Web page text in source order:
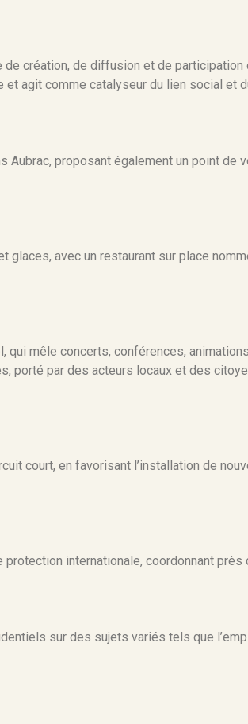
de création, de diffusion et de
agit comme catalyseur du lien social et
proposant également un point de
avec un restaurant sur place
mêle concerts, conférences,
porté par des acteurs locaux et des
court, en favorisant l’installation de
internationale, coordonnant près
sur des sujets variés tels que